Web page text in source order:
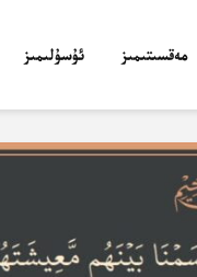
مەقسىتىمىز ئۇسۇلىمىز